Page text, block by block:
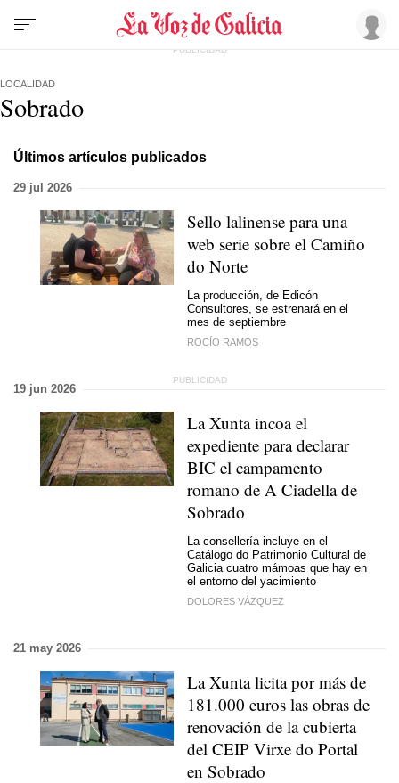
LOCALIDAD
Sobrado
Últimos artículos publicados
29 jul 2026
Sello lalinense para una
web serie sobre el Camiño
do Norte
La producción, de Edicón
Consultores, se estrenará en el
mes de septiembre
ROCÍO RAMOS
19 jun 2026
La Xunta incoa el
expediente para declarar
BIC el campamento
romano de A Ciadella de
Sobrado
La consellería incluye en el
Catálogo do Patrimonio Cultural de
Galicia cuatro mámoas que hay en
el entorno del yacimiento
DOLORES VÁZQUEZ
21 may 2026
La Xunta licita por más de
181.000 euros las obras de
renovación de la cubierta
del CEIP Virxe do Portal
en Sobrado